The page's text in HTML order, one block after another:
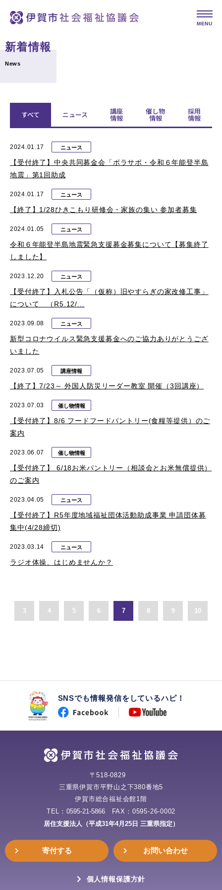
MENU
新着情報
News
すべて ニュース 講座
情報
催し物
情報
採用
情報
2024.01.17 ニュース
【受付終了】中央共同募金会「ボラサポ・令和６年能登半島
地震」第1回助成
2024.01.17 ニュース
【終了】1/28ひきこもり研修会・家族の集い 参加者募集
2024.01.05 ニュース
令和６年能登半島地震緊急支援募金募集について【募集終了
しました】
2023.12.20 ニュース
【受付終了】入札公告「（仮称）旧やすらぎの家改修工事」
について （R5.12/...
2023.09.08 ニュース
新型コロナウイルス緊急支援募金へのご協力ありがとうござ
いました
2023.07.05 講座情報
【終了】7/23～ 外国人防災リーダー教室 開催（3回講座）
2023.07.03 催し物情報
【受付終了】8/6 フードフードパントリー(食糧等提供）のご
案内
2023.06.07 催し物情報
【受付終了】 6/18お米パントリー（相談会とお米無償提供）
のご案内
2023.04.05 ニュース
【受付終了】R5年度地域福祉団体活動助成事業 申請団体募
集中(4/28締切)
2023.03.14 ニュース
ラジオ体操、はじめませんか？
3 4 5 6 7 8 9 10
SNSでも情報発信をしているハピ！
〒518-0829
三重県伊賀市平野山之下380番地5
伊賀市総合福祉会館1階
TEL： 0595-21-5866FAX：0595-26-0002
居住支援法人（平成31年4月25日 三重県指定）
寄付する お問い合わせ
個人情報保護方針